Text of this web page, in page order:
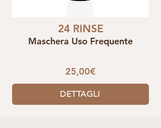
24 RINSE
Maschera Uso Frequente
25,00€
DETTAGLI